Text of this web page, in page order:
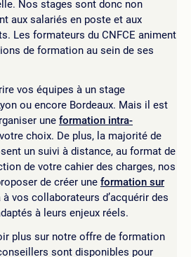
Nos stages sont donc non
aux salariés en poste et aux
Les formateurs du CNFCE animent
de formation au sein de ses
vos équipes à un stage
ou encore Bordeaux. Mais il est
une formation intra-
choix. De plus, la majorité de
un suivi à distance, au format de
de votre cahier des charges, nos
de créer une formation sur
vos collaborateurs d’acquérir des
à leurs enjeux réels.
plus sur notre offre de formation
sont disponibles pour